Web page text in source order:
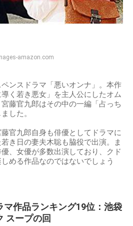
amazon.com
ンスドラマ「悪いオンナ」。本作
く若き悪女」を主人公にしたオム
藤官九郎はその中の一編「占っち
した。
官九郎自身も俳優としてドラマに
き日の妻夫木聡も脇役で出演。ま
、女優が多数出演しており、クド
める作品なのではないでしょう
マ作品ランキング19位：池袋
スープの回